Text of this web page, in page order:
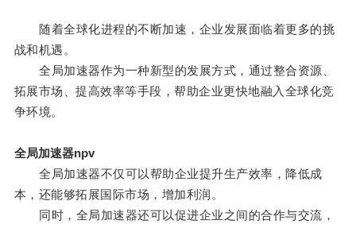
随着全球化进程的不断加速，企业发展面临着更多的挑
战和机遇。
全局加速器作为一种新型的发展方式，通过整合资源、
拓展市场、提高效率等手段，帮助企业更快地融入全球化竞
争环境。
全局加速器npv
全局加速器不仅可以帮助企业提升生产效率，降低成
本，还能够拓展国际市场，增加利润。
同时，全局加速器还可以促进企业之间的合作与交流，